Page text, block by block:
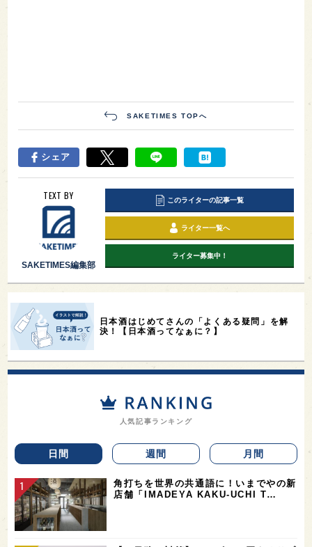
SAKETIMES TOPへ
シェア
TEXT BY
SAKETIMES編集部
このライターの記事一覧
ライター一覧へ
ライター募集中！
日本酒はじめてさんの「よくある疑問」を解
決！【日本酒ってなぁに？】
人気記事ランキング
日間 週間 月間
角打ちを世界の共通語に！いまでやの新
店舗「IMADEYA KAKU-UCHI T…